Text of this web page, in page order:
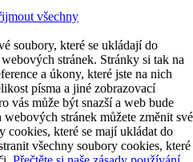
všechny
soubory, které se ukládají do
stránek. Stránky si tak na
a úkony, které jste na nich
písma a jiné zobrazovací
vás může být snazší a web bude
stránek můžete změnit své
cookies, které se mají ukládat do
všechny soubory cookies, které